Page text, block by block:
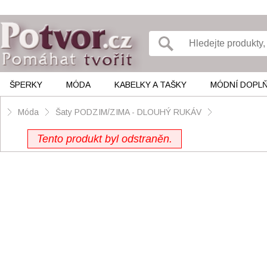
ŠPERKY MÓDA KABELKY A TAŠKY MÓDNÍ
Móda Šaty PODZIM/ZIMA - DLOUHÝ RUKÁV
Tento produkt byl odstraněn.